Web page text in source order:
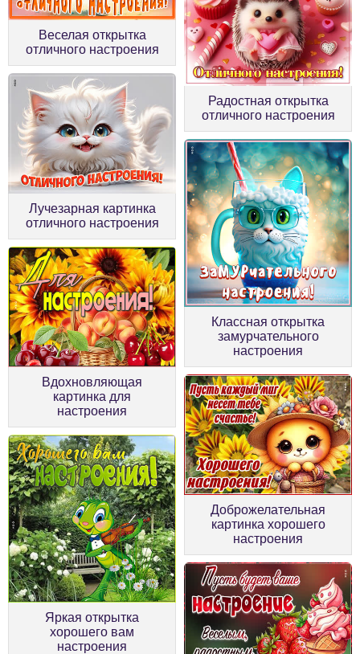
Веселая открытка
отличного настроения
Радостная открытка
отличного настроения
Лучезарная картинка
отличного настроения
Классная открытка
замурчательного
настроения
Вдохновляющая
картинка для
настроения
Доброжелательная
картинка хорошего
настроения
Яркая открытка
хорошего вам
настроения